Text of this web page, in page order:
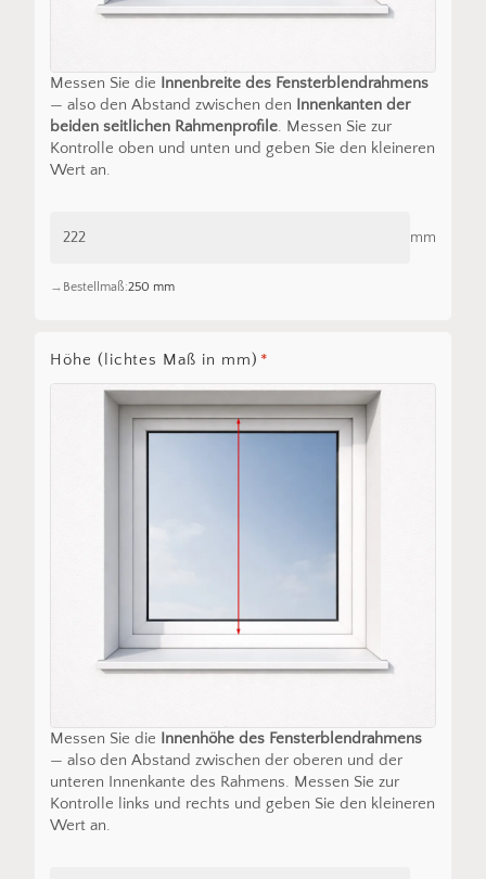
Messen Sie die Innenbreite des Fensterblendrahmens
— also den Abstand zwischen den Innenkanten der
beiden seitlichen Rahmenprofile. Messen Sie zur
Kontrolle oben und unten und geben Sie den kleineren
Wert an.
mm
Bestellmaß:250 mm
Höhe (lichtes Maß in mm) *
Messen Sie die Innenhöhe des Fensterblendrahmens
— also den Abstand zwischen der oberen und der
unteren Innenkante des Rahmens. Messen Sie zur
Kontrolle links und rechts und geben Sie den kleineren
Wert an.